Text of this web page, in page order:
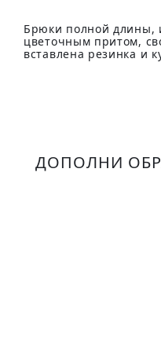
Брюки полной длины,
цветочным притом,
вставлена резинка и
ДОПОЛНИ